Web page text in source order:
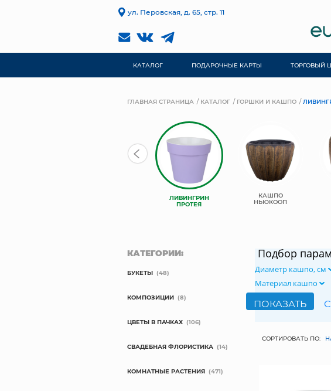
ул. Перовская, д. 65, стр. 11
КАТАЛОГ ПОДАРОЧНЫЕ КАРТЫ ТОРГОВЫЙ
ГЛАВНАЯ СТРАНИЦА КАТАЛОГ ГОРШКИ И КАШПО
ЛИВИНГРИН
ПРОТЕЯ
КАШПО
НЬЮКООП
Подбор
Диаметр кашпо, см
Материал кашпо
СОРТИРОВАТЬ ПО:
КАТЕГОРИИ:
БУКЕТЫ (48)
КОМПОЗИЦИИ (8)
ЦВЕТЫ В ПАЧКАХ (106)
СВАДЕБНАЯ ФЛОРИСТИКА (14)
КОМНАТНЫЕ РАСТЕНИЯ (471)